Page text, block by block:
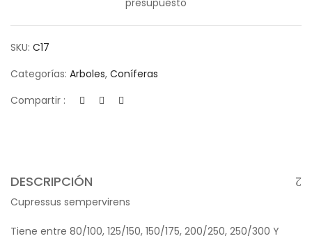
presupuesto
SKU: C17
Categorías: Arboles, Coníferas
Compartir :
DESCRIPCIÓN
Cupressus sempervirens
Tiene entre 80/100, 125/150, 150/175, 200/250, 250/300 Y